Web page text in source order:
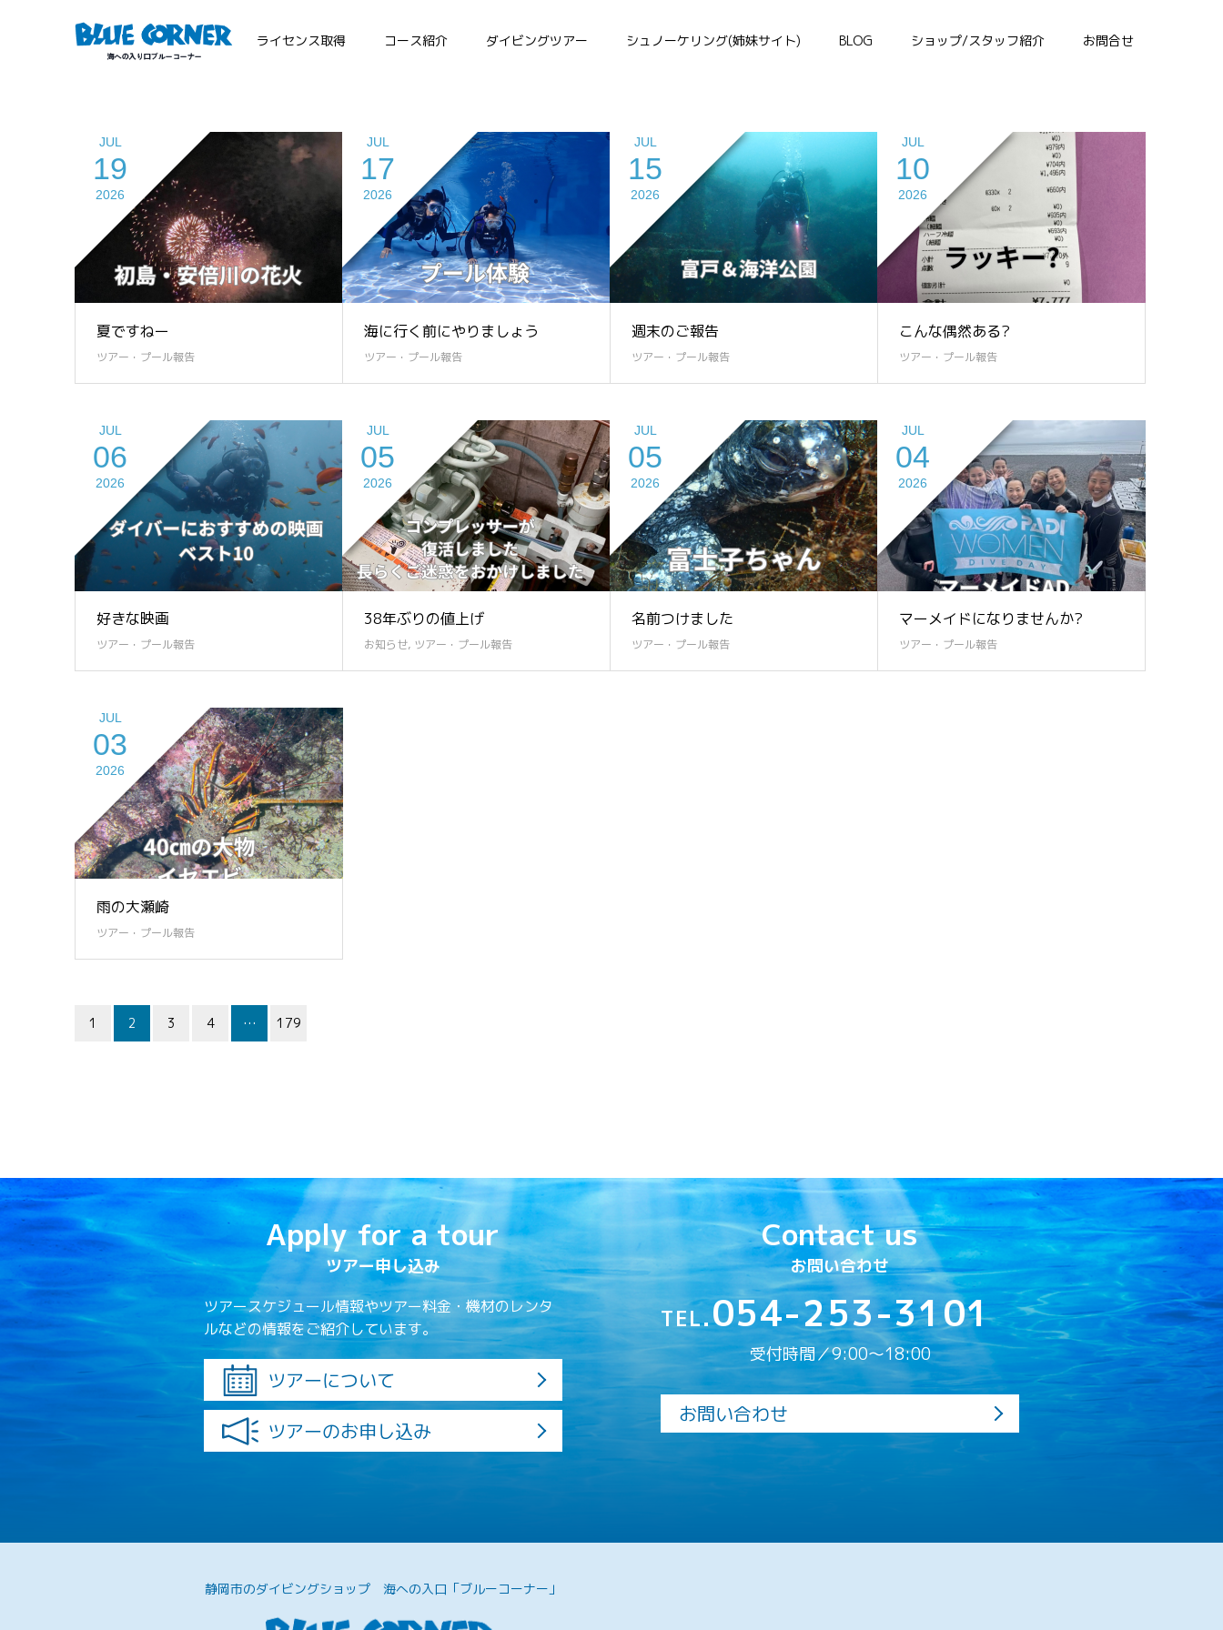
ライセンス取得 コース紹介 ダイビングツアー シュノーケリング(姉妹サイト) BLOG ショップ/スタッフ紹介 お問合せ
ツアー・プール報告
JUL
19
2026
夏ですねー
ツアー・プール報告
JUL
17
2026
海に行く前にやりましょう
ツアー・プール報告
JUL
15
2026
週末のご報告
ツアー・プール報告
JUL
10
2026
こんな偶然ある?
ツアー・プール報告
JUL
06
2026
好きな映画
ツアー・プール報告
JUL
05
2026
38年ぶりの値上げ
お知らせ, ツアー・プール報告
JUL
05
2026
名前つけました
ツアー・プール報告
JUL
04
2026
マーメイドになりませんか?
ツアー・プール報告
JUL
03
2026
雨の大瀬崎
ツアー・プール報告
1 2 3 4 … 179
Apply for a tour
ツアー申し込み
ツアースケジュール情報やツアー料金・機材のレンタ
ルなどの情報をご紹介しています。
ツアーについて
ツアーのお申し込み
Contact us
お問い合わせ
TEL.054-253-3101
受付時間／9:00〜18:00
お問い合わせ
静岡市のダイビングショップ 海への入口「ブルーコーナー」